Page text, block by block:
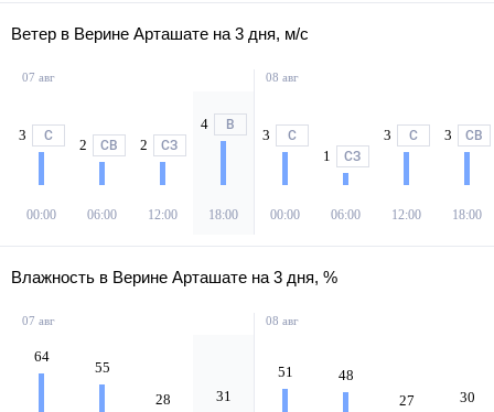
Ветер в Верине Арташате на 3 дня, м/с
07 авг
3 С
00:00
2 СВ
06:00
2 СЗ
12:00
4 В
18:00
08 авг
3 С
00:00
1 СЗ
06:00
3 С
12:00
3 СВ
18:00
Влажность в Верине Арташате на 3 дня, %
07 авг
64
55
28 31
08 авг
51 48
27 30